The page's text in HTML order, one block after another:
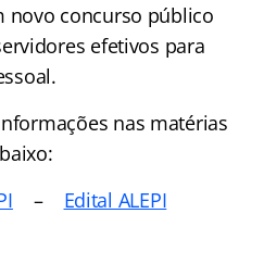
novo concurso público
efetivos para
nas matérias
– Edital ALEPI